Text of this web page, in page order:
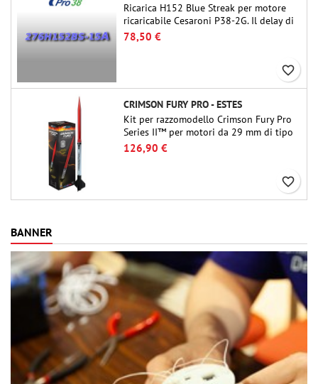
Ricarica H152 Blue Streak per motore
ricaricabile Cesaroni P38-2G. Il delay di
15 secondi è regolabile tramite lo
strumento ProDAT 38
78,50 €
favorite_border
CRIMSON FURY PRO - ESTES
Kit per razzomodello Crimson Fury Pro
Series II™ per motori da 29 mm di tipo
E, F e G. Progettato per modellisti
esperti, Crimson Fury offre lanci
un'esperienza di costruzione raffinata
126,90 €
favorite_border
BANNER